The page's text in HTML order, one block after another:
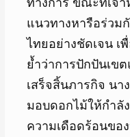
แนวทางหารือร่วม
ไทยอย่างชัดเจน เ
ย้ำว่าการปักปันเข
เสร็จสิ้นภารกิจ น
มอบดอกไม้ให้กำ
ความเดือดร้อนขอ